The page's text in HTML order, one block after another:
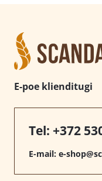
E-poe klienditugi
Tel: +372
E-mail: e-